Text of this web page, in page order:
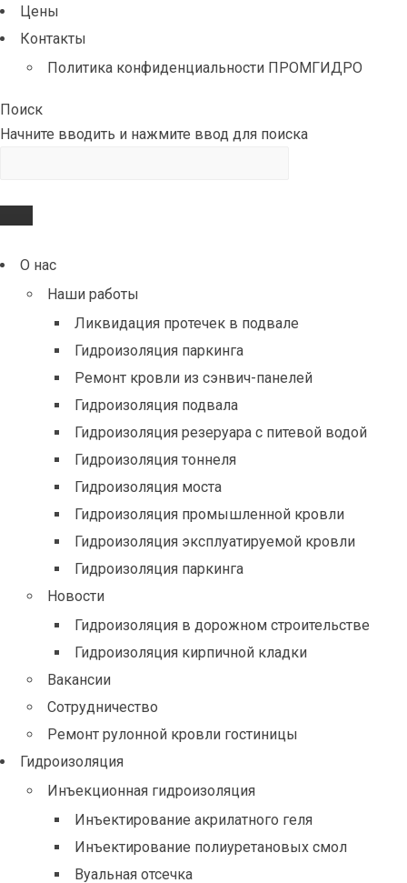
Цены
Контакты
Политика конфиденциальности ПРОМГИДРО
Поиск
Начните вводить и нажмите ввод для поиска
О нас
Наши работы
Ликвидация протечек в подвале
Гидроизоляция паркинга
Ремонт кровли из сэнвич-панелей
Гидроизоляция подвала
Гидроизоляция резеруара с питевой водой
Гидроизоляция тоннеля
Гидроизоляция моста
Гидроизоляция промышленной кровли
Гидроизоляция эксплуатируемой кровли
Гидроизоляция паркинга
Новости
Гидроизоляция в дорожном строительстве
Гидроизоляция кирпичной кладки
Вакансии
Сотрудничество
Ремонт рулонной кровли гостиницы
Гидроизоляция
Инъекционная гидроизоляция
Инъектирование акрилатного геля
Инъектирование полиуретановых смол
Вуальная отсечка